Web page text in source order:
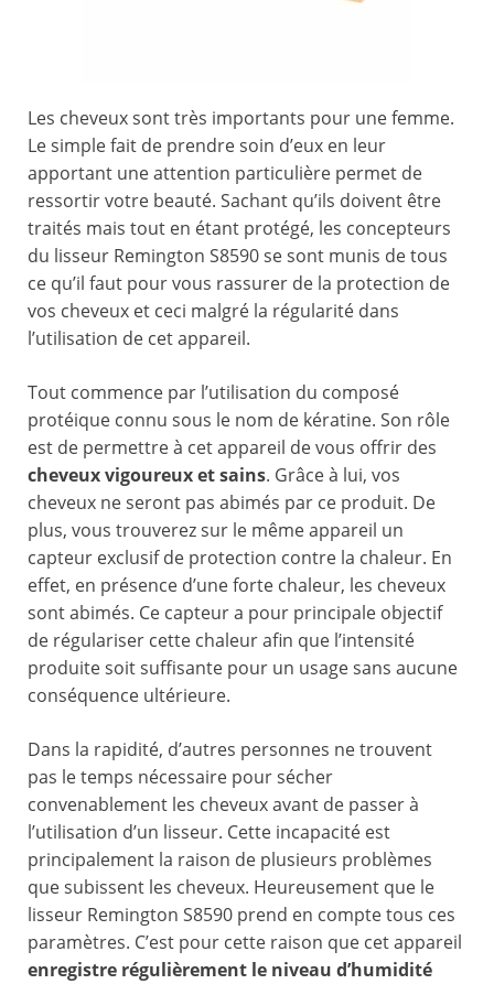
Les cheveux sont très importants pour une femme.
Le simple fait de prendre soin d’eux en leur
apportant une attention particulière permet de
ressortir votre beauté. Sachant qu’ils doivent être
traités mais tout en étant protégé, les concepteurs
du lisseur Remington S8590 se sont munis de tous
ce qu’il faut pour vous rassurer de la protection de
vos cheveux et ceci malgré la régularité dans
l’utilisation de cet appareil.
Tout commence par l’utilisation du composé
protéique connu sous le nom de kératine. Son rôle
est de permettre à cet appareil de vous offrir des
cheveux vigoureux et sains. Grâce à lui, vos
cheveux ne seront pas abimés par ce produit. De
plus, vous trouverez sur le même appareil un
capteur exclusif de protection contre la chaleur. En
effet, en présence d’une forte chaleur, les cheveux
sont abimés. Ce capteur a pour principale objectif
de régulariser cette chaleur afin que l’intensité
produite soit suffisante pour un usage sans aucune
conséquence ultérieure.
Dans la rapidité, d’autres personnes ne trouvent
pas le temps nécessaire pour sécher
convenablement les cheveux avant de passer à
l’utilisation d’un lisseur. Cette incapacité est
principalement la raison de plusieurs problèmes
que subissent les cheveux. Heureusement que le
lisseur Remington S8590 prend en compte tous ces
paramètres. C’est pour cette raison que cet appareil
enregistre régulièrement le niveau d’humidité